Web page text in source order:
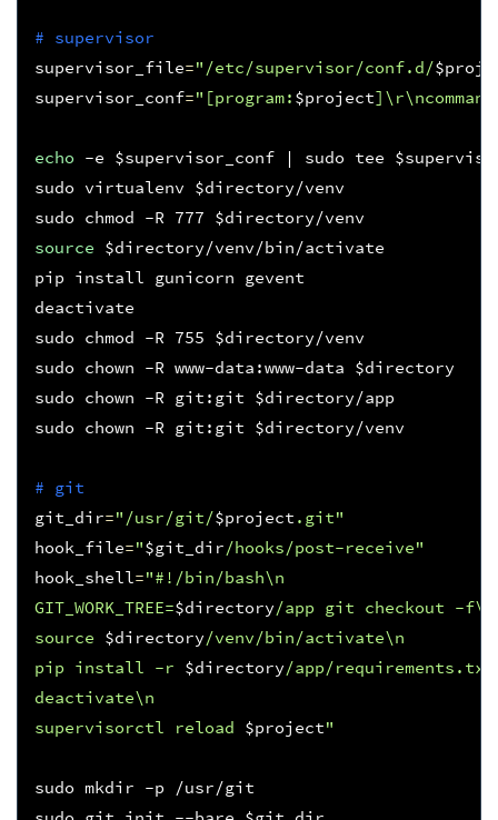
# supervisor
supervisor_file="/etc/supervisor/conf.d/
supervisor_conf="[program: $project
echo -e $supervisor_conf | sudo tee
sudo virtualenv $directory/venv
sudo chmod -R 777 $directory
source $directory/venv/bin/activate
pip install gunicorn gevent
deactivate
sudo chmod -R 755 $directory/venv
sudo chown -R www-data:www-data $directory
sudo chown -R git:git $directory/app
sudo chown -R git:git $directory/venv
# git
git_dir="/usr/git/$project .git"
hook_file="$git_dir/hooks/post-receive"
hook_shell="#!/bin/bash\n
GIT_WORK_TREE=$directory/app git checkout -f\n
source $directory/venv/bin/activate\n
pip install -r $directory/app/
deactivate\n
supervisorctl reload $project"
sudo mkdir -p /usr/git